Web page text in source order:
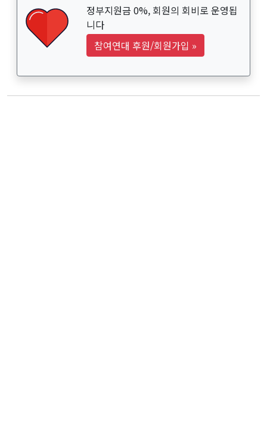
정부지원금 0%, 회원의 회비로 운영됩
니다
참여연대 후원/회원가입 »